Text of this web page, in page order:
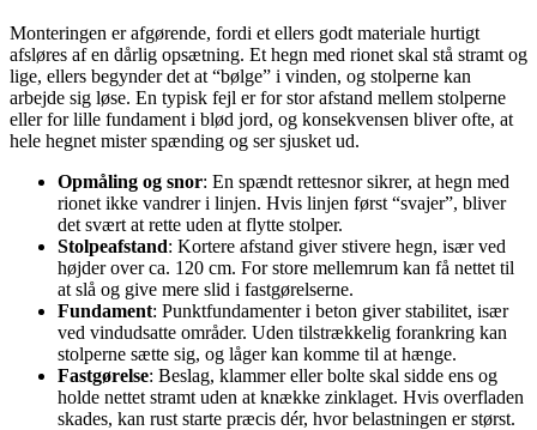
Monteringen er afgørende, fordi et ellers godt materiale hurtigt
afsløres af en dårlig opsætning. Et hegn med rionet skal stå stramt og
lige, ellers begynder det at “bølge” i vinden, og stolperne kan
arbejde sig løse. En typisk fejl er for stor afstand mellem stolperne
eller for lille fundament i blød jord, og konsekvensen bliver ofte, at
hele hegnet mister spænding og ser sjusket ud.
Opmåling og snor: En spændt rettesnor sikrer, at hegn med
rionet ikke vandrer i linjen. Hvis linjen først “svajer”, bliver
det svært at rette uden at flytte stolper.
Stolpeafstand: Kortere afstand giver stivere hegn, især ved
højder over ca. 120 cm. For store mellemrum kan få nettet til
at slå og give mere slid i fastgørelserne.
Fundament: Punktfundamenter i beton giver stabilitet, især
ved vindudsatte områder. Uden tilstrækkelig forankring kan
stolperne sætte sig, og låger kan komme til at hænge.
Fastgørelse: Beslag, klammer eller bolte skal sidde ens og
holde nettet stramt uden at knække zinklaget. Hvis overfladen
skades, kan rust starte præcis dér, hvor belastningen er størst.